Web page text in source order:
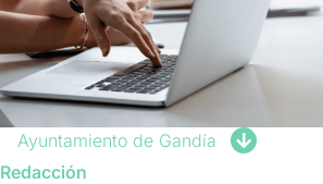
Ayuntamiento de Gandía
Redacción